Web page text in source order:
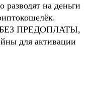
на деньги
БЕЗ ПРЕДОПЛАТЫ,
для активации